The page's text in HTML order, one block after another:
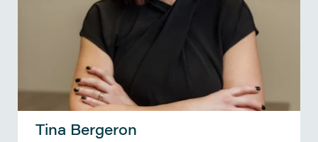
Tina Bergeron